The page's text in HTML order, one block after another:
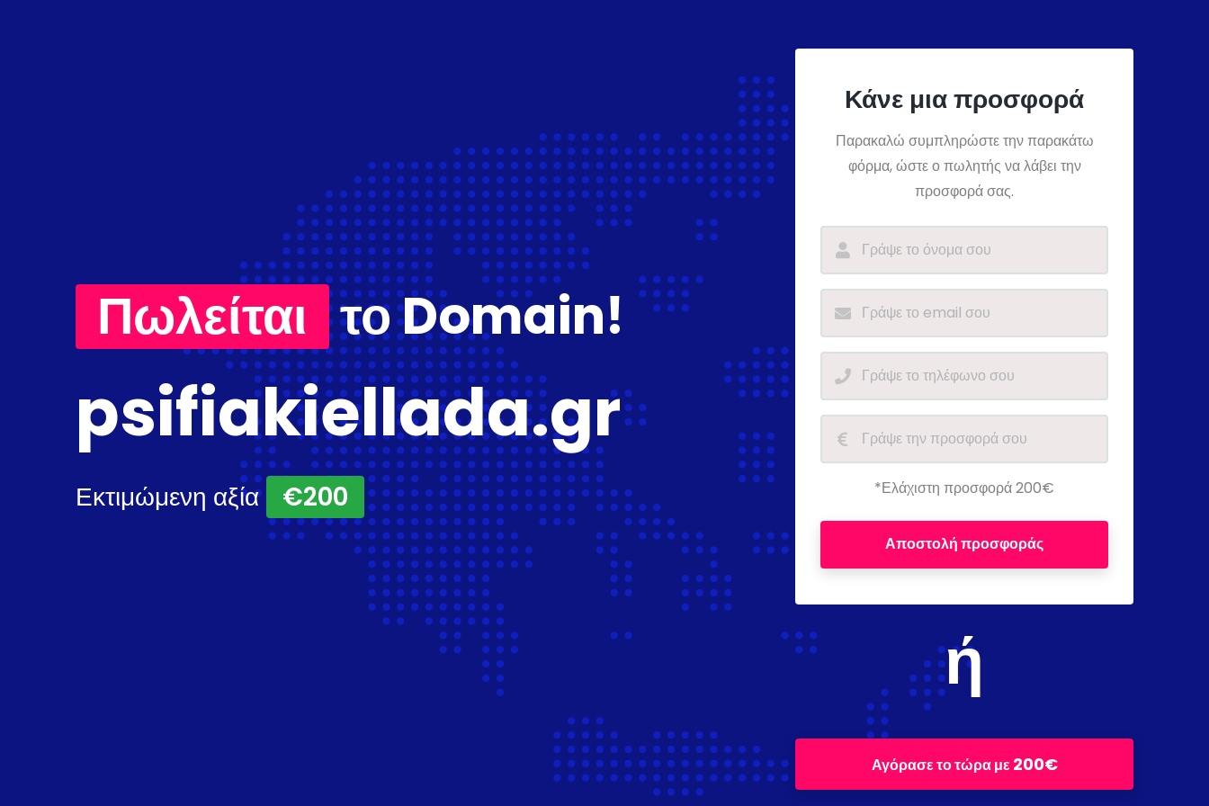
Πωλείται το Domain!
psifiakiellada.gr
Εκτιμώμενη αξία €200
Κάνε μια προσφορά
Παρακαλώ συμπληρώστε την παρακάτω
φόρμα, ώστε ο πωλητής να λάβει την
προσφορά σας.
*Ελάχιστη προσφορά 200€
Αποστολή προσφοράς
ή
Αγόρασε το τώρα με200€